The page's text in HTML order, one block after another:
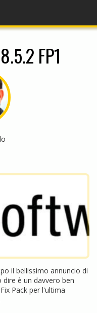
FP1
il bellissimo annuncio di
dire è un davvero ben
Pack per l'ultima